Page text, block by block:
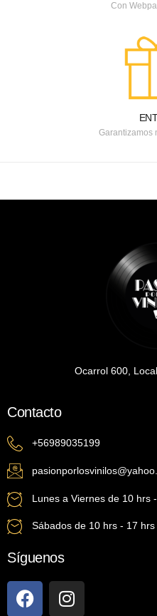
Con
Garantizamos
Ocarrol 600,
Contacto
+56989035199
Lunes a Viernes de 10 hrs
Sábados de 10 hrs - 17 hrs
Síguenos